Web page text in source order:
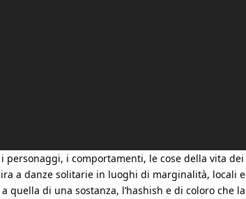
personaggi, i comportamenti, le cose della vita
a danze solitarie in luoghi di marginalità, locali
quella di una sostanza, l’hashish e di coloro